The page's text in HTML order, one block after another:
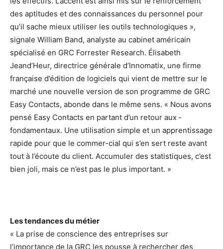
des aptitudes et des connaissances du personnel pour
qu’il sache mieux utiliser les outils technologiques »,
signale William Band, analyste au cabinet américain
spécialisé en GRC Forrester Research. Élisabeth
Jeand’Heur, directrice générale d’Innomatix, une firme
française d’édition de logiciels qui vient de mettre sur le
marché une nouvelle version de son programme de GRC
Easy Contacts, abon­de dans le même sens. « Nous avons
pensé Easy Contacts en partant d’un retour aux ­
fondamentaux. Une utilisation simple et un ­apprentissage
rapide pour que le commer-cial qui s’en sert reste avant
tout à l’écoute du client. Accumuler des statistiques, c’est
bien joli, mais ce n’est pas le plus important. »
Les tendances du métier
« La prise de conscience des entreprises sur
l’importance de la GRC les pousse à ­rechercher des